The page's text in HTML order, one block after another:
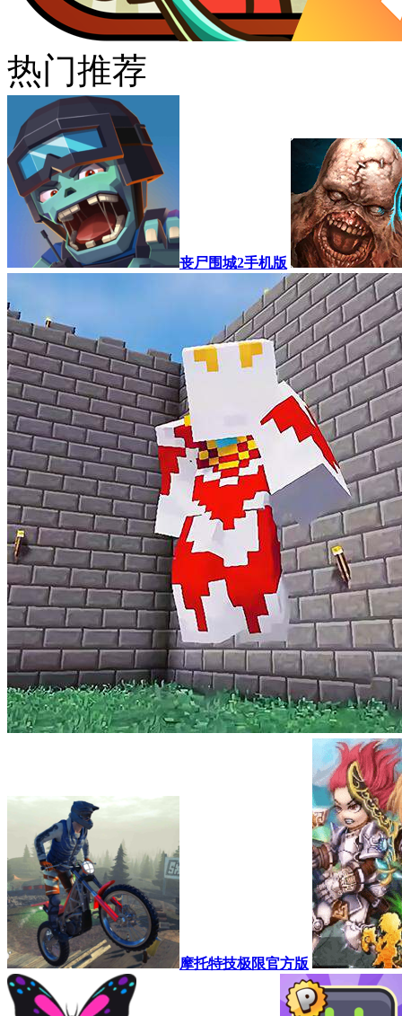
热门推荐
丧尸围城2手机版
摩托特技极限官方版